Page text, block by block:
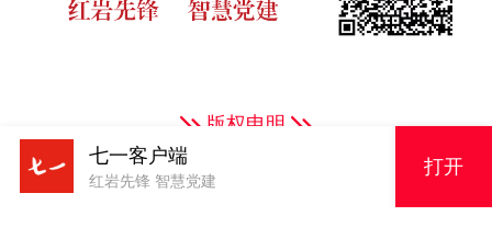
版权申明
原创内容，未经授权严禁转载！电话023-63856943
七一客户端
红岩先锋 智慧党建
打开